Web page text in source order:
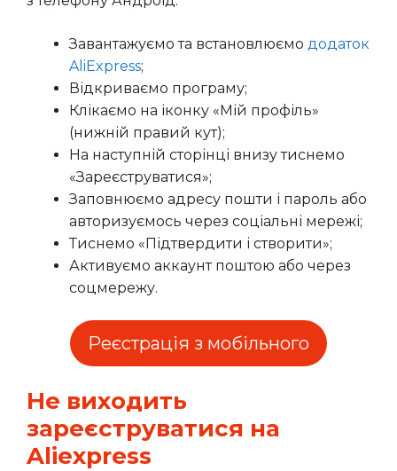
Завантажуємо та встановлюємо додаток
AliExpress;
Відкриваємо програму;
Клікаємо на іконку «Мій профіль»
(нижній правий кут);
На наступній сторінці внизу тиснемо
«Зареєструватися»;
Заповнюємо адресу пошти і пароль або
авторизуємось через соціальні мережі;
Тиснемо «Підтвердити і створити»;
Активуємо аккаунт поштою або через
соцмережу.
Реєстрація з мобільного
Не виходить
зареєструватися на
Aliexpress